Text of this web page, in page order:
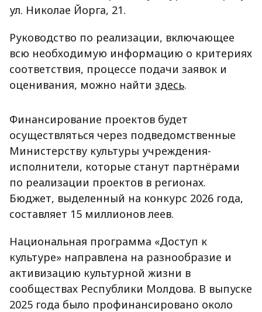
ул. Николае Йорга, 21.
Руководство по реализации, включающее
всю необходимую информацию о критериях
соответствия, процессе подачи заявок и
оценивания, можно найти здесь.
Финансирование проектов будет
осуществляться через подведомственные
Министерству культуры учреждения-
исполнители, которые станут партнёрами
по реализации проектов в регионах.
Бюджет, выделенный на конкурс 2026 года,
составляет 15 миллионов леев.
Национальная программа «Доступ к
культуре» направлена на разнообразие и
активизацию культурной жизни в
сообществах Республики Молдова. В выпуске
2025 года было профинансировано около